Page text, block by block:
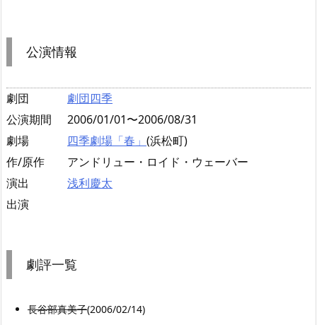
公演情報
劇団
劇団四季
公演期間
2006/01/01〜2006/08/31
劇場
四季劇場「春」 (浜松町)
作/原作
アンドリュー・ロイド・ウェーバー
演出
浅利慶太
出演
劇評一覧
長谷部真美子(2006/02/14)